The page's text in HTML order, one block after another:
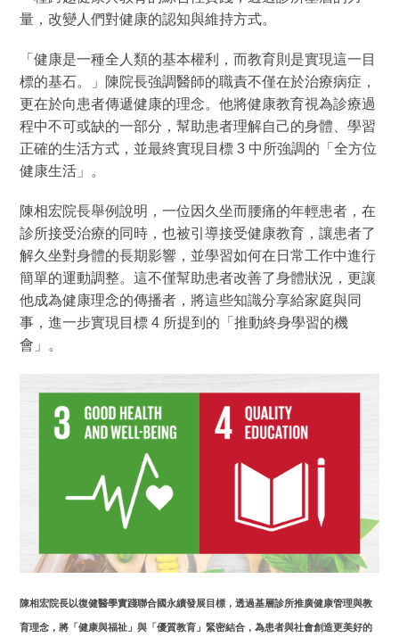
量，改變人們對健康的認知與維持方式。
「健康是一種全人類的基本權利，而教育則是實現這一目
標的基石。」陳院長強調醫師的職責不僅在於治療病症，
更在於向患者傳遞健康的理念。他將健康教育視為診療過
程中不可或缺的一部分，幫助患者理解自己的身體、學習
正確的生活方式，並最終實現目標 3 中所強調的「全方位
健康生活」。
陳相宏院長舉例說明，一位因久坐而腰痛的年輕患者，在
診所接受治療的同時，也被引導接受健康教育，讓患者了
解久坐對身體的長期影響，並學習如何在日常工作中進行
簡單的運動調整。這不僅幫助患者改善了身體狀況，更讓
他成為健康理念的傳播者，將這些知識分享給家庭與同
事，進一步實現目標 4 所提到的「推動終身學習的機
會」。
陳相宏院長以復健醫學實踐聯合國永續發展目標，透過基層診所推廣健康管理與教
育理念，將「健康與福祉」與「優質教育」緊密結合，為患者與社會創造更美好的